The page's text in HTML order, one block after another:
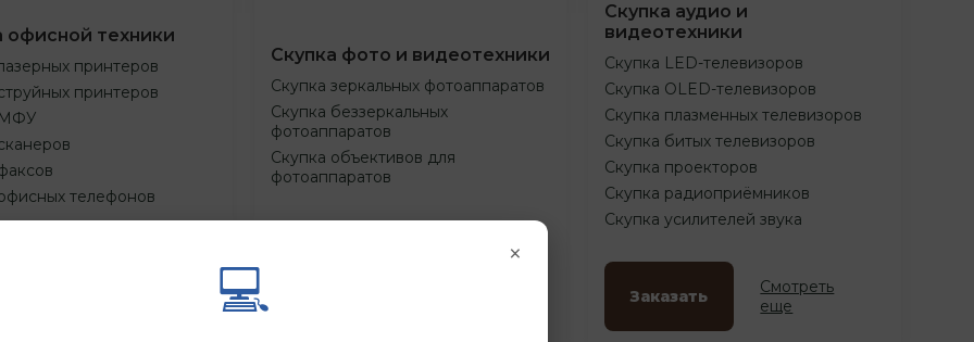
офисной техники
принтеров
принтеров
МФУ
телефонов
Скупка фото и видеотехники
Скупка зеркальных фотоаппаратов
Скупка беззеркальных
фотоаппаратов
Скупка объективов для
фотоаппаратов
Скупка аудио и
видеотехники
Скупка LED-телевизоров
Скупка OLED-телевизоров
Скупка плазменных телевизоров
Скупка битых телевизоров
Скупка проекторов
Скупка радиоприёмников
Скупка усилителей звука
Заказать
Смотреть
еще
×
💻